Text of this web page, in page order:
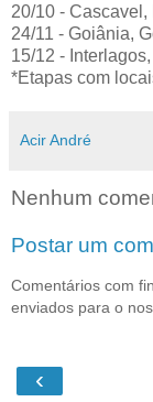
20/10 - Cascavel,
24/11 - Goiânia,
15/12 -
*Etapas com
Acir André
Nenhum
Postar um
Comentários com
enviados para o
‹